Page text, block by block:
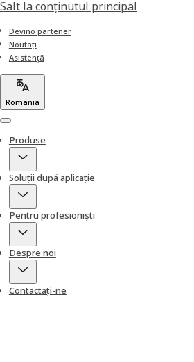
Salt la conţinutul principal
Devino partener
Noutăți
Asistență
Romania
Menu
Produse
Soluții după aplicație
Pentru profesioniști
Despre noi
Contactați-ne